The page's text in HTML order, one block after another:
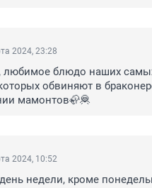
2024, 23:28
блюдо наших
обвиняют в
мамонтов🦣🦧
2024, 10:52
недели, кроме